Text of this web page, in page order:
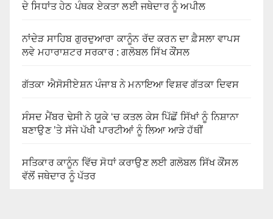
ਦੇ ਸਿਧਾਂਤ ਹੇਠ ਪੰਥਕ ਏਕਤਾ ਲਈ ਜਥੇਦਾਰ ਨੂੰ ਅਪੀਲ
ਨਾਂਦੇੜ ਸਾਹਿਬ ਗੁਰਦੁਆਰਾ ਕਾਨੂੰਨ ਰੱਦ ਕਰਨ ਦਾ ਫ਼ੈਸਲਾ ਵਾਪਸ
ਲਵੇ ਮਹਾਰਾਸ਼ਟਰ ਸਰਕਾਰ : ਗਲੋਬਲ ਸਿੱਖ ਕੌਂਸਲ
ਗੱਤਕਾ ਐਸੋਸੀਏਸ਼ਨ ਪੰਜਾਬ ਨੇ ਮਨਾਇਆ ਵਿਸ਼ਵ ਗੱਤਕਾ ਦਿਵਸ
ਸੰਸਦ ਮੈਂਬਰ ਢੇਸੀ ਨੇ ਯੂਕੇ ‘ਚ ਕਤਲ ਕੇਸ ਪਿੱਛੋਂ ਸਿੱਖਾਂ ਨੂੰ ਨਿਸ਼ਾਨਾ
ਬਣਾਉਣ ’ਤੇ ਸੱਜੇ ਪੱਖੀ ਪਾਰਟੀਆਂ ਨੂੰ ਲਿਆ ਆੜੇ ਹੱਥੀਂ
ਸਤਿਕਾਰ ਕਾਨੂੰਨ ਵਿੱਚ ਸੋਧਾਂ ਕਰਾਉਣ ਲਈ ਗਲੋਬਲ ਸਿੱਖ ਕੌਂਸਲ
ਵੱਲੋਂ ਜਥੇਦਾਰ ਨੂੰ ਪੱਤਰ